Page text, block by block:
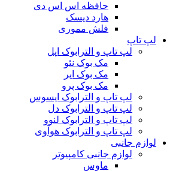
حافظه اس اس دی
هارد دیسک
فلش مموری
لپ تاپ
لپ تاپ و الترابوک اپل
مک بوک نئو
مک بوک ایر
مک بوک پرو
لپ تاپ و الترابوک ایسوس
لپ تاپ و الترابوک دل
لپ تاپ و الترابوک لنوو
لپ تاپ و الترابوک هوآوی
لوازم جانبی
لوازم جانبی کامپیوتر
ماوس